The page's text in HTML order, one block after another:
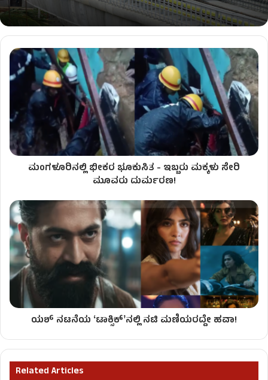
ಮಂಗಳೂರಿನಲ್ಲಿ ಭೀಕರ ಭೂಕುಸಿತ - ಇಬ್ಬರು ಮಕ್ಕಳು ಸೇರಿ
ಮೂವರು ದುರ್ಮರಣ!
ಯಶ್ ನಟನೆಯ ʻಟಾಕ್ಸಿಕ್ʼನಲ್ಲಿ ನಟಿ ಮಣಿಯರದ್ದೇ ಹವಾ​​!
Related Articles